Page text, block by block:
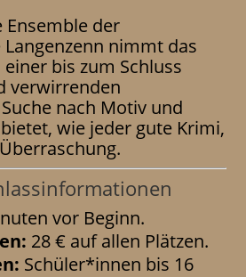
Ensemble der
nimmt das
bis zum Schluss
verwirrenden
nach Motiv und
wie jeder gute Krimi,
vor Beginn.
28 € auf allen Plätzen.
Schüler*innen bis 16